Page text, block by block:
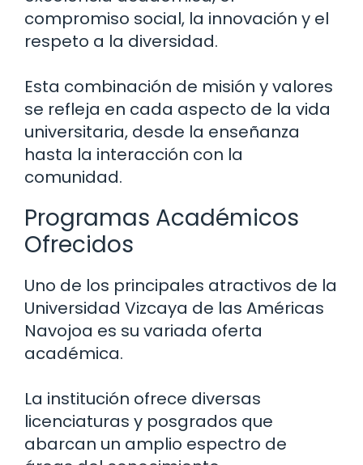
compromiso social, la innovación y el
respeto a la diversidad.
Esta combinación de misión y valores
se refleja en cada aspecto de la vida
universitaria, desde la enseñanza
hasta la interacción con la
comunidad.
Programas Académicos
Ofrecidos
Uno de los principales atractivos de la
Universidad Vizcaya de las Américas
Navojoa es su variada oferta
académica.
La institución ofrece diversas
licenciaturas y posgrados que
abarcan un amplio espectro de